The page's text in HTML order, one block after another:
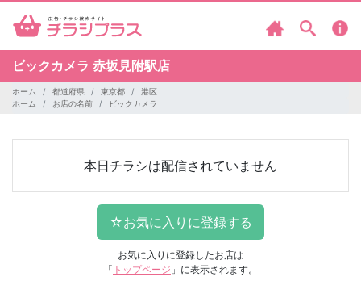
ビックカメラ 赤坂見附駅店
ホーム 都道府県 東京都
港区
ホーム
お店の名前 ビックカメラ
本日チラシは配信されていません
お気に入りに登録したお店は
「 トップページ 」に表示されます。